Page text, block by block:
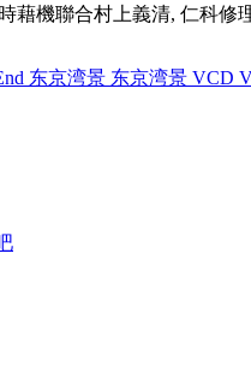
藉機聯合村上義清, 仁科
东京湾景 东京湾景 VCD